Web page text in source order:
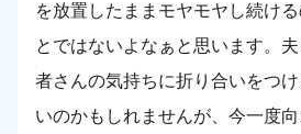
を放置したままモヤモヤし続け
とではないよなぁと思います。
者さんの気持ちに折り合いをつ
いのかもしれませんが、今一度